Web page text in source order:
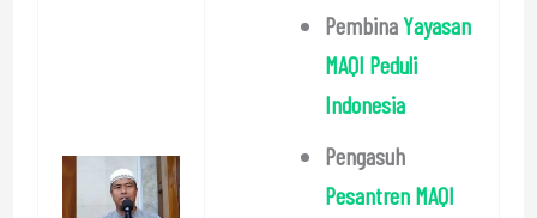
Pembina Yayasan
MAQI Peduli
Indonesia
Pengasuh
Pesantren MAQI